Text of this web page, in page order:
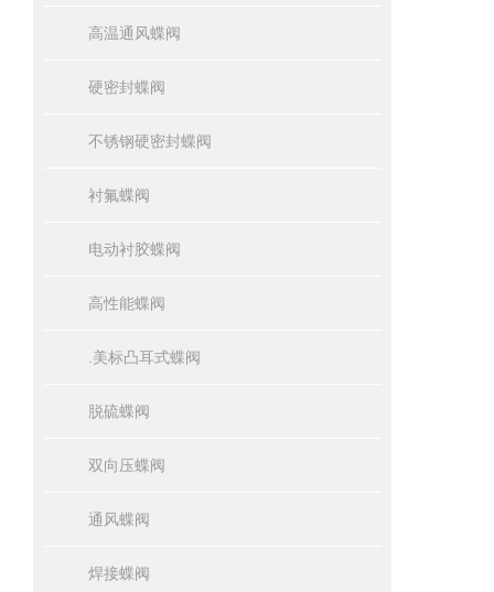
高温通风蝶阀
硬密封蝶阀
不锈钢硬密封蝶阀
衬氟蝶阀
电动衬胶蝶阀
高性能蝶阀
.美标凸耳式蝶阀
脱硫蝶阀
双向压蝶阀
通风蝶阀
焊接蝶阀